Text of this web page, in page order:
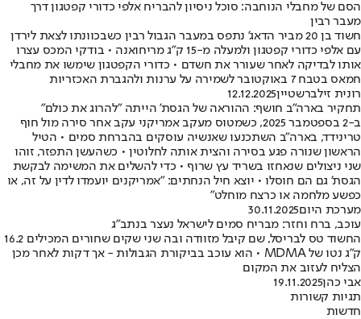
הסם של מחבלי הנוחבה: סוכל ניסיון להבריח אלפי כדורי קפטגון דרך
מעבר רבין
חשוד בן 20 מביר הדאג' נתפס במעבר הגבול רבין כשבכוונתו לצאת לירדן
עם אלפי כדורי קפטגון ולמעלה מ-15 ק"ג מריחואנה • בודקי המכס עצרו
אותו לבדיקה לאחר שעורר את חשדם • כדורי הקפטגון שימשו את מחבלי
חמאס בטבח 7 באוקטובר לשמירה על ערנות ולהגברת האכזריות
רונית זילברשטיין12.12.2025
תחקיר בארה"ב חושף: ההוראה של הגסת' הייתה "להרוג את כולם"
ב-2 בספטמבר 2025, כשמטוס מעקב אמריקני עקב אחר סירה מול חוף
טרינידד, בארה"ב השתכנעו שאנשיה עוסקים בהברחת סמים • הטיל
הראשון שנורה פגע בסירה והצית אותה לחלוטין • כשהעשן התפזר, זוהו
שני ניצולים שנאחזו בשריד עץ שרוף • כדי להשלים את המשימה לבקשת
הגסת' גם הם חוסלו • יוצא חיל הנחתים: "אמריקנים יועמדו לדין על זה, או
כפשע מלחמה או כרצח מוחלט"
מערכת היום30.11.2025
עוכב, ברח וחזר: מבריח סמים לישראל נעצר בנתב"ג
החשוד טס לבריסל, שם קיבל מזוודה ובה שני שקים שחורים המכילים 16.2
ק"ג נטו של MDMA • הוא עוכב בביקורת הגבולות - אך דקות לאחר מכן
הצליח לעזוב את המקום
אבי כהן19.11.2025
תגיות קשורות
חדשות